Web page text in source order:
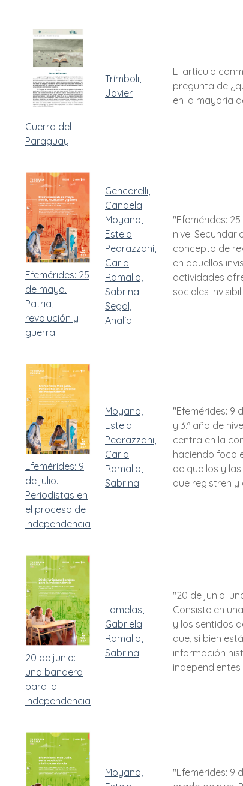
Guerra del
Paraguay
Trímboli,
Javier
El artículo
pregunta de
en la mayoría
Efemérides: 25
de mayo.
Patria,
revolución y
guerra
Gencarelli,
Candela
Moyano,
Estela
Pedrazzani,
Carla
Ramallo,
Sabrina
Segal,
Analía
"Efemérides:
nivel
concepto de
en aquellos
actividades
sociales
Efemérides: 9
de julio.
Periodistas en
el proceso de
independencia
Moyano,
Estela
Pedrazzani,
Carla
Ramallo,
Sabrina
"Efemérides: 9
y 3.º año de
centra en la
haciendo foco
de que los y
que registren
20 de junio:
una bandera
para la
independencia
Lamelas,
Gabriela
Ramallo,
Sabrina
"20 de junio:
Consiste en
y los sentidos
que, si bien
información
Moyano,
"Efemérides: 9